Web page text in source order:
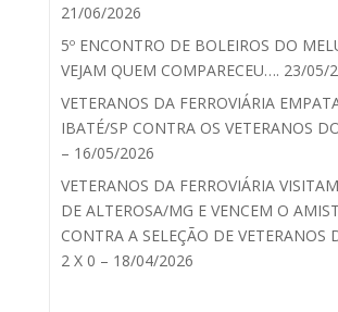
21/06/2026
5º ENCONTRO DE BOLEIROS DO
VEJAM QUEM COMPARECEU…. 23/05/
VETERANOS DA FERROVIÁRIA
IBATÉ/SP CONTRA OS VETERANOS
– 16/05/2026
VETERANOS DA FERROVIÁRIA
DE ALTEROSA/MG E VENCEM O
CONTRA A SELEÇÃO DE VETERANOS
2 X 0 – 18/04/2026